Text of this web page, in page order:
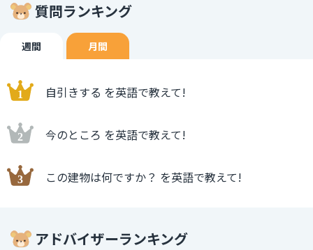
質問ランキング
週間 月間
自引きする を英語で教えて!
今のところ を英語で教えて!
この建物は何ですか？ を英語で教えて!
アドバイザーランキング